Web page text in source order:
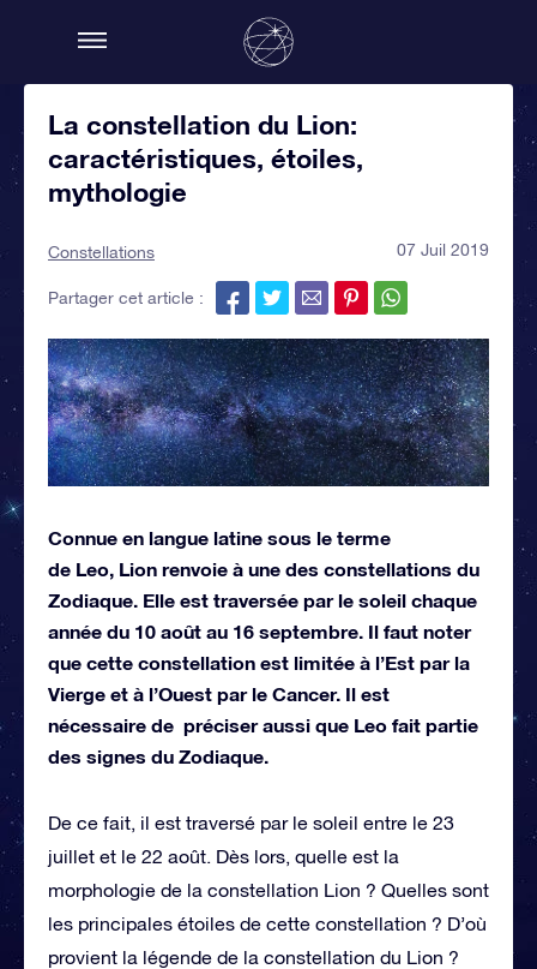
La constellation du Lion:
caractéristiques, étoiles,
mythologie
Constellations 07 Juil 2019
Partager cet article :
Connue en langue latine sous le terme
de Leo, Lion renvoie à une des constellations du
Zodiaque. Elle est traversée par le soleil chaque
année du 10 août au 16 septembre. Il faut noter
que cette constellation est limitée à l’Est par la
Vierge et à l’Ouest par le Cancer. Il est
nécessaire de préciser aussi que Leo fait partie
des signes du Zodiaque.
De ce fait, il est traversé par le soleil entre le 23
juillet et le 22 août. Dès lors, quelle est la
morphologie de la constellation Lion ? Quelles sont
les principales étoiles de cette constellation ? D’où
provient la légende de la constellation du Lion ?